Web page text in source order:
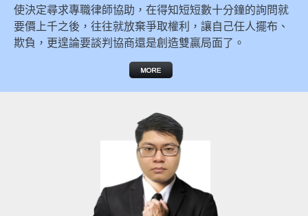
使決定尋求專職律師協助，在得知短短數十分鐘的詢問就
要價上千之後，往往就放棄爭取權利，讓自己任人擺布、
欺負，更遑論要談判協商還是創造雙贏局面了。